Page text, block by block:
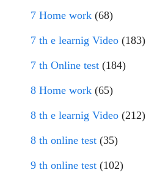
7 Home work (68)
7 th e learnig Video (183)
7 th Online test (184)
8 Home work (65)
8 th e learnig Video (212)
8 th online test (35)
9 th online test (102)